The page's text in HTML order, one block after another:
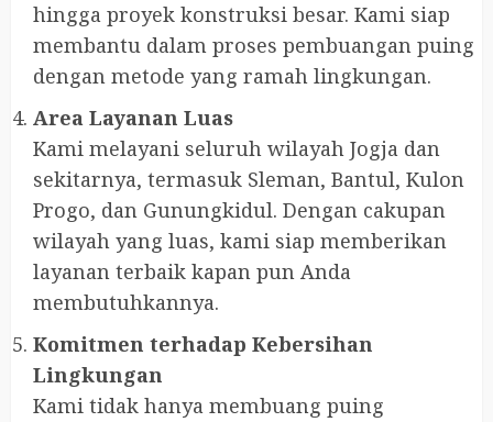
hingga proyek konstruksi besar. Kami siap
membantu dalam proses pembuangan puing
dengan metode yang ramah lingkungan.
Area Layanan Luas
Kami melayani seluruh wilayah Jogja dan
sekitarnya, termasuk Sleman, Bantul, Kulon
Progo, dan Gunungkidul. Dengan cakupan
wilayah yang luas, kami siap memberikan
layanan terbaik kapan pun Anda
membutuhkannya.
Komitmen terhadap Kebersihan
Lingkungan
Kami tidak hanya membuang puing